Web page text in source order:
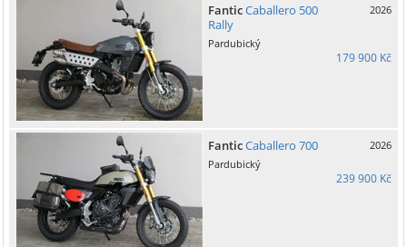
FanticCaballero 500
Rally
2026
Pardubický
179 900 Kč
FanticCaballero 700
2026
Pardubický
239 900 Kč